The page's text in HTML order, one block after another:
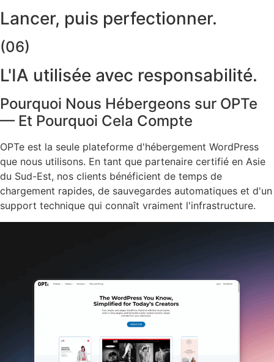
Lancer, puis perfectionner.
(06)
L'IA utilisée avec responsabilité.
Pourquoi Nous Hébergeons sur OPTe
— Et Pourquoi Cela Compte
OPTe est la seule plateforme d'hébergement WordPress
que nous utilisons. En tant que partenaire certifié en Asie
du Sud-Est, nos clients bénéficient de temps de
chargement rapides, de sauvegardes automatiques et d'un
support technique qui connaît vraiment l'infrastructure.